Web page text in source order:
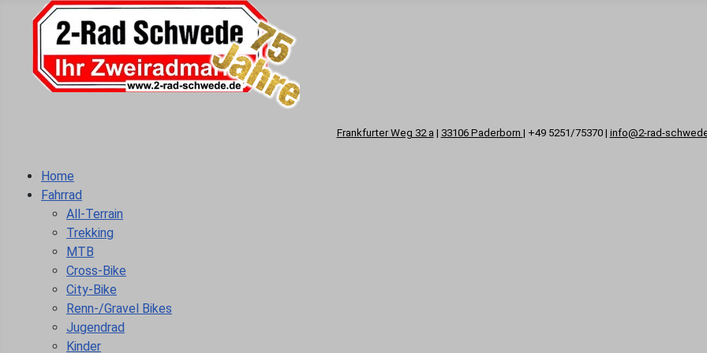
Frankfurter Weg 32 a| 33106 Paderborn | +49 5251/75370 | info@2-rad-
Home
Fahrrad
All-Terrain
Trekking
MTB
Cross-Bike
City-Bike
Renn-/Gravel Bikes
Jugendrad
Kinder